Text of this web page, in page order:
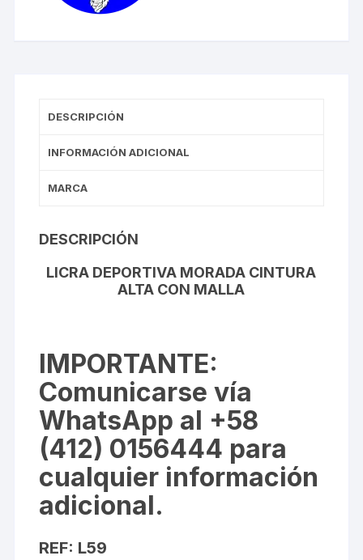
DESCRIPCIÓN
INFORMACIÓN ADICIONAL
MARCA
DESCRIPCIÓN
LICRA DEPORTIVA MORADA CINTURA
ALTA CON MALLA
IMPORTANTE:
Comunicarse vía
WhatsApp al +58
(412) 0156444 para
cualquier información
adicional.
REF: L59